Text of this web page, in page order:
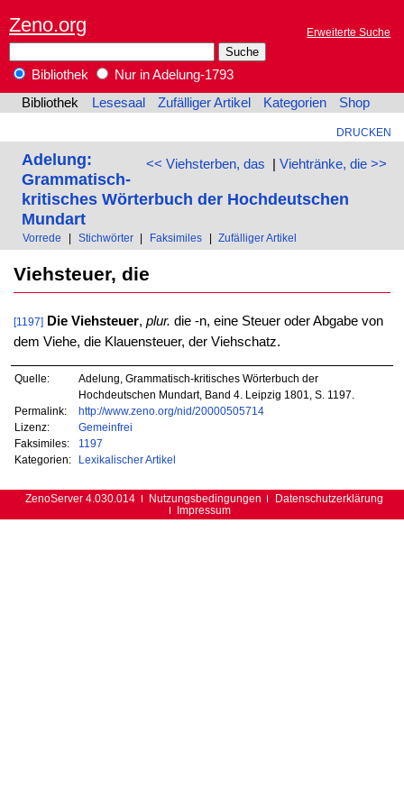
Zeno.org Erweiterte Suche
Bibliothek
Nur in Adelung-1793
Bibliothek
Lesesaal Zufälliger Artikel Kategorien Shop
DRUCKEN
<< Viehsterben, das | Viehtränke, die >>
Adelung:
Grammatisch-
kritisches Wörterbuch der Hochdeutschen
Mundart
Vorrede Stichwörter Faksimiles Zufälliger Artikel
Viehsteuer, die
[1197] Die Viehsteuer, plur. die -n, eine Steuer oder Abgabe von
dem Viehe, die Klauensteuer, der Viehschatz.
Quelle:
Adelung, Grammatisch-kritisches Wörterbuch der
Hochdeutschen Mundart, Band 4. Leipzig 1801, S. 1197.
Permalink:
http://www.zeno.org/nid/20000505714
Lizenz:
Gemeinfrei
Faksimiles:
1197
Kategorien:
Lexikalischer Artikel
ZenoServer 4.030.014 Nutzungsbedingungen
Datenschutzerklärung
Impressum